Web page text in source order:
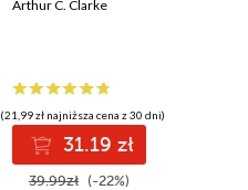
Arthur C. Clarke
(21,99 zł najniższa cena z 30 dni)
31.19 zł
39.99zł (-22%)